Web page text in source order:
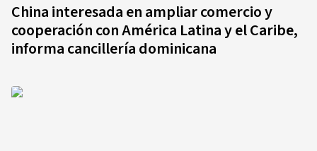
China interesada en ampliar comercio y
cooperación con América Latina y el Caribe,
informa cancillería dominicana